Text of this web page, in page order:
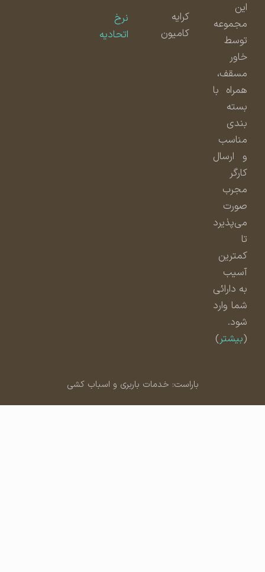
مجموعه
توسط
مسقف،
همراه با
بسته
بندی
مناسب
و ارسال
مجرب
صورت
می‌پذیرد
کمترین
آسیب
به دارائی
شما وارد
شود.
بیشتر)
کامیون
اتحادیه
باراست: خدمات باربری و اسباب کشی